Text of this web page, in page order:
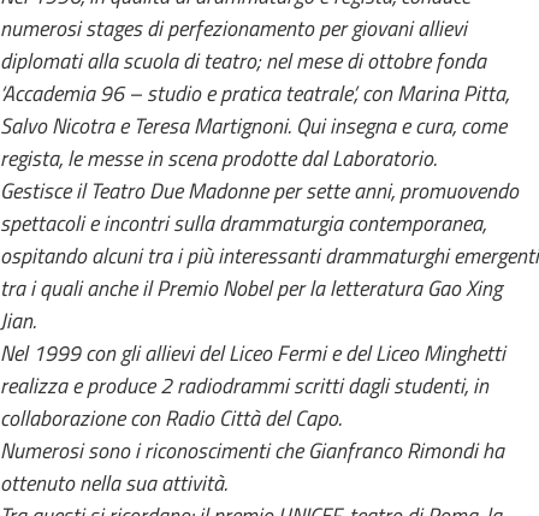
numerosi stages di perfezionamento per giovani allievi
diplomati alla scuola di teatro; nel mese di ottobre fonda
‘Accademia 96 – studio e pratica teatrale’, con Marina Pitta,
Salvo Nicotra e Teresa Martignoni. Qui insegna e cura, come
regista, le messe in scena prodotte dal Laboratorio.
Gestisce il Teatro Due Madonne per sette anni, promuovendo
spettacoli e incontri sulla drammaturgia contemporanea,
ospitando alcuni tra i più interessanti drammaturghi emergenti
tra i quali anche il Premio Nobel per la letteratura Gao Xing
Jian.
Nel 1999 con gli allievi del Liceo Fermi e del Liceo Minghetti
realizza e produce 2 radiodrammi scritti dagli studenti, in
collaborazione con Radio Città del Capo.
Numerosi sono i riconoscimenti che Gianfranco Rimondi ha
ottenuto nella sua attività.